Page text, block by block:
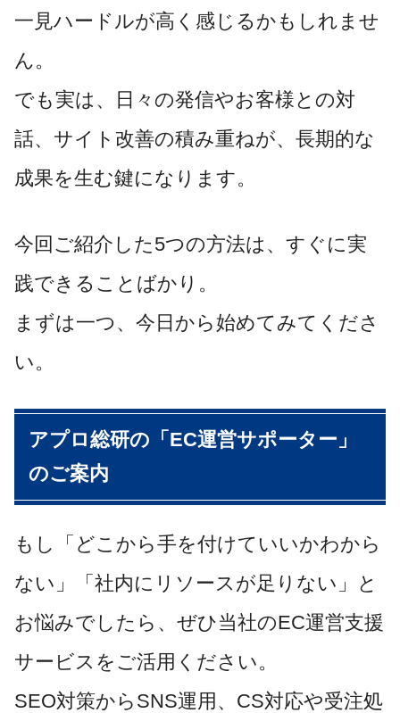
一見ハードルが高く感じるかもしれませ
ん。
でも実は、日々の発信やお客様との対
話、サイト改善の積み重ねが、長期的な
成果を生む鍵になります。
今回ご紹介した5つの方法は、すぐに実
践できることばかり。
まずは一つ、今日から始めてみてくださ
い。
アプロ総研の「EC運営サポーター」
のご案内
もし「どこから手を付けていいかわから
ない」「社内にリソースが足りない」と
お悩みでしたら、ぜひ当社のEC運営支援
サービスをご活用ください。
SEO対策からSNS運用、CS対応や受注処